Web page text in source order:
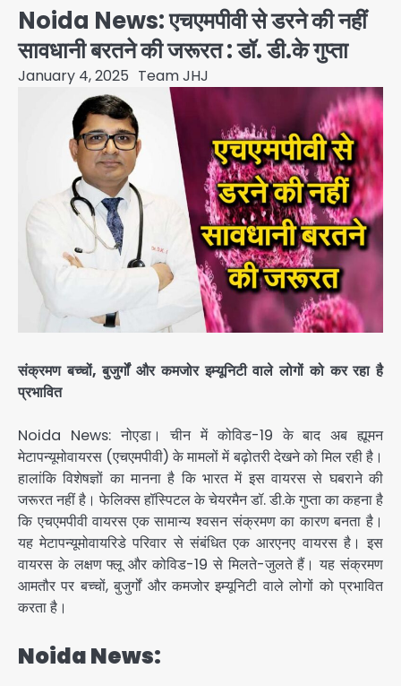
Noida News: एचएमपीवी से डरने की नहीं
सावधानी बरतने की जरूरत : डॉ. डी.के गुप्ता
January 4, 2025 Team JHJ
संक्रमण बच्चों, बुजुर्गों और कमजोर इम्यूनिटी वाले लोगों को कर रहा है
प्रभावित
Noida News: नोएडा। चीन में कोविड-19 के बाद अब ह्यूमन
मेटापन्यूमोवायरस (एचएमपीवी) के मामलों में बढ़ोतरी देखने को मिल रही है।
हालांकि विशेषज्ञों का मानना है कि भारत में इस वायरस से घबराने की
जरूरत नहीं है। फेलिक्स हॉस्पिटल के चेयरमैन डॉ. डी.के गुप्ता का कहना है
कि एचएमपीवी वायरस एक सामान्य श्वसन संक्रमण का कारण बनता है।
यह मेटापन्यूमोवायरिडे परिवार से संबंधित एक आरएनए वायरस है। इस
वायरस के लक्षण फ्लू और कोविड-19 से मिलते-जुलते हैं। यह संक्रमण
आमतौर पर बच्चों, बुजुर्गों और कमजोर इम्यूनिटी वाले लोगों को प्रभावित
करता है।
Noida News: